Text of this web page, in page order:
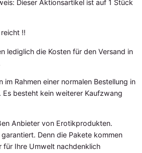
Dieser Aktionsartikel ist auf 1 Stück
!!
lediglich die Kosten für den Versand in
im Rahmen einer normalen Bestellung in
besteht kein weiterer Kaufzwang
Anbieter von Erotikprodukten.
Denn die Pakete kommen
für Ihre Umwelt nachdenklich